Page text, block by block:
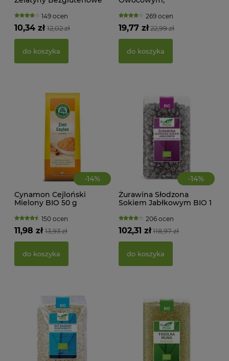
149 ocen
12,02 zł
10,34 zł
do koszyka
10 x 2 g, 20 g Czary Mamy,
Helpa
269 ocen
22,99 zł
19,77 zł
do koszyka
-14%
Cynamon Cejloński
Mielony BIO 50 g
150 ocen
13,93 zł
11,98 zł
do koszyka
-14%
Żurawina Słodzona
Sokiem Jabłkowym BIO 1
206 ocen
118,97 zł
102,31 zł
do koszyka